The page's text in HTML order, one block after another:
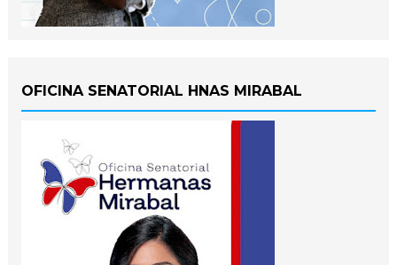
OFICINA SENATORIAL HNAS MIRABAL